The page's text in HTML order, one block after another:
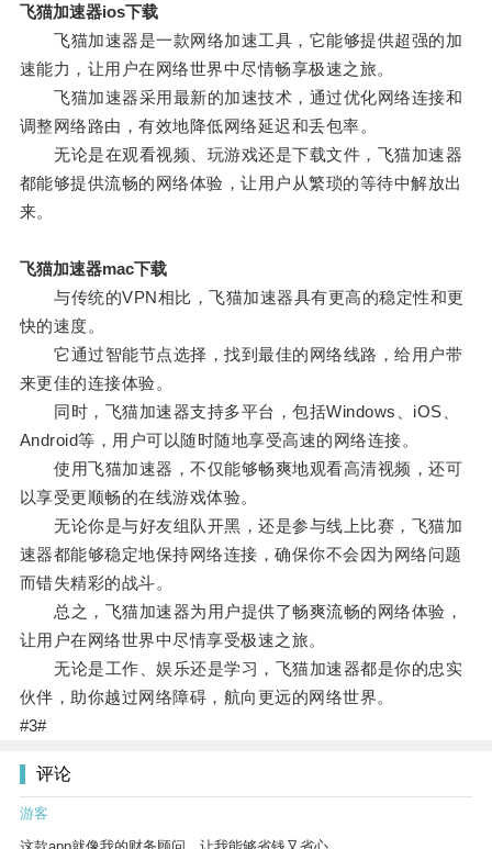
飞猫加速器ios下载
飞猫加速器是一款网络加速工具，它能够提供超强的加
速能力，让用户在网络世界中尽情畅享极速之旅。
飞猫加速器采用最新的加速技术，通过优化网络连接和
调整网络路由，有效地降低网络延迟和丢包率。
无论是在观看视频、玩游戏还是下载文件，飞猫加速器
都能够提供流畅的网络体验，让用户从繁琐的等待中解放出
来。
飞猫加速器mac下载
与传统的VPN相比，飞猫加速器具有更高的稳定性和更
快的速度。
它通过智能节点选择，找到最佳的网络线路，给用户带
来更佳的连接体验。
同时，飞猫加速器支持多平台，包括Windows、iOS、
Android等，用户可以随时随地享受高速的网络连接。
使用飞猫加速器，不仅能够畅爽地观看高清视频，还可
以享受更顺畅的在线游戏体验。
无论你是与好友组队开黑，还是参与线上比赛，飞猫加
速器都能够稳定地保持网络连接，确保你不会因为网络问题
而错失精彩的战斗。
总之，飞猫加速器为用户提供了畅爽流畅的网络体验，
让用户在网络世界中尽情享受极速之旅。
无论是工作、娱乐还是学习，飞猫加速器都是你的忠实
伙伴，助你越过网络障碍，航向更远的网络世界。
#3#
评论
游客